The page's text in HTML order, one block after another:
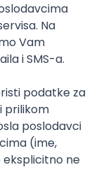
u tvom